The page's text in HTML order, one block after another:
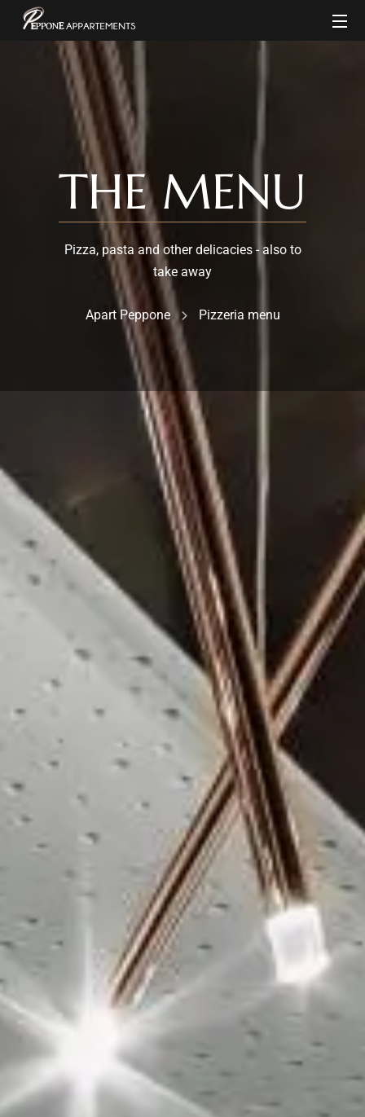
THE MENU
Pizza, pasta and other delicacies - also to
take away
Apart Peppone Pizzeria menu